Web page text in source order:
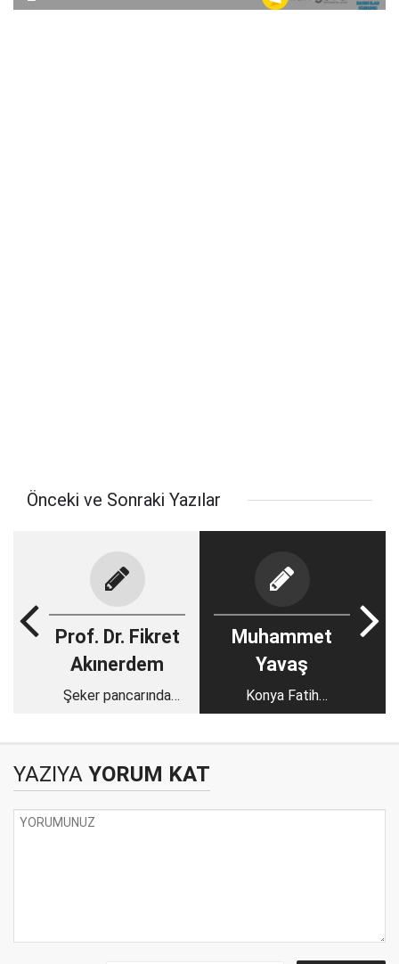
Önceki ve Sonraki Yazılar
Prof. Dr. Fikret
Akınerdem
Şeker pancarında
Muhammet
Yavaş
Konya Fatih
Özgökçen'i
YAZIYA YORUM KAT